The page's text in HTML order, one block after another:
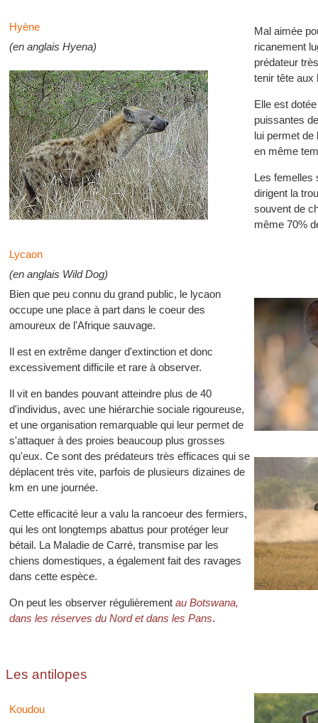
Hyène
(en anglais Hyena)
Mal aimée
ricanement
prédateur
tenir tête aux
Elle est
puissantes
lui permet
en même
Les femelles
dirigent la
souvent de
même 70%
Lycaon
(en anglais Wild Dog)
Bien que peu connu du grand public, le lycaon
occupe une place à part dans le coeur des
amoureux de l'Afrique sauvage.
Il est en extrême danger d'extinction et donc
excessivement difficile et rare à observer.
Il vit en bandes pouvant atteindre plus de 40
d'individus, avec une hiérarchie sociale rigoureuse,
et une organisation remarquable qui leur permet de
s'attaquer à des proies beaucoup plus grosses
qu'eux. Ce sont des prédateurs très efficaces qui se
déplacent très vite, parfois de plusieurs dizaines de
km en une journée.
Cette efficacité leur a valu la rancoeur des fermiers,
qui les ont longtemps abattus pour protéger leur
bétail. La Maladie de Carré, transmise par les
chiens domestiques, a également fait des ravages
dans cette espèce.
On peut les observer régulièrement au Botswana,
dans les réserves du Nord et dans les Pans.
Les antilopes
Koudou